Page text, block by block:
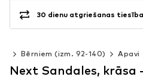
30 dienu atgriešanas
Bērniem (izm. 92-140) Apavi
Next Sandales, krāsa